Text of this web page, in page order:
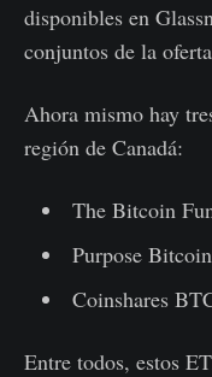
disponibles en
conjuntos de la
Ahora mismo hay
región de Canadá:
The Bitcoin
Purpose
Coinshares
Entre todos, estos